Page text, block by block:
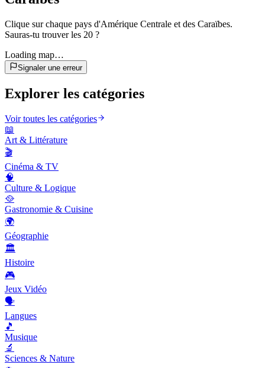
Clique sur chaque pays d'Amérique Centrale et des Caraïbes.
Sauras-tu trouver les 20 ?
Loading map…
Signaler une erreur
Explorer les catégories
Voir toutes les catégories
📖
Art & Littérature
🎬
Cinéma & TV
🧠
Culture & Logique
🥘
Gastronomie & Cuisine
🌍
Géographie
🏛️
Histoire
🎮
Jeux Vidéo
🗣️
Langues
🎵
Musique
🔬
Sciences & Nature